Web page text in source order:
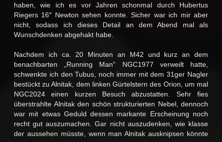
haben, wie ich es vor Jahren schonmal durch Hubertus
Riegers 16″ Newton sehen konnte. Sicher war ich mir aber
nicht, sodass ich dieses Detail an dem Abend mal als
Wunschdenken abgehakt habe.
Nachdem ich ca. 20 Minuten an M42 und kurz an dem
benachbarten „Running Man“ NGC1977 verweilt hatte,
schwenkte ich den Tubus, noch immer mit dem 31ger Nagler
bestückt zu Alnitak, dem linken Gürtelstern des Orion, um mal
NGC2024 einen kurzen Besuch abzustatten. Sehr fies
überstrahlte Alnitak den schön strukturierten Nebel, dennoch
war mit etwas Geduld dessen markante Erscheinung noch
recht gut auszumachen. Gar nicht auszudenken, wie klasse
der aussehen müsste, wenn man Alnitak ausknipsen könnte